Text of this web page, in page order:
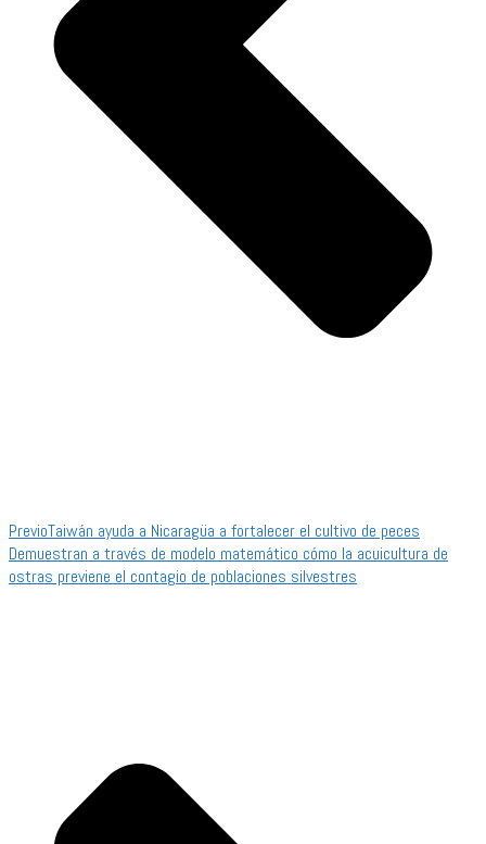
PrevioTaiwán ayuda a Nicaragüa a fortalecer el cultivo de peces
Demuestran a través de modelo matemático cómo la acuicultura de
ostras previene el contagio de poblaciones silvestres